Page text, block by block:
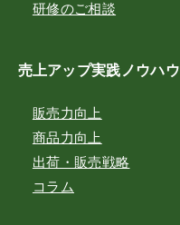
研修のご相談
売上アップ実践ノウハウ
販売力向上
商品力向上
出荷・販売戦略
コラム